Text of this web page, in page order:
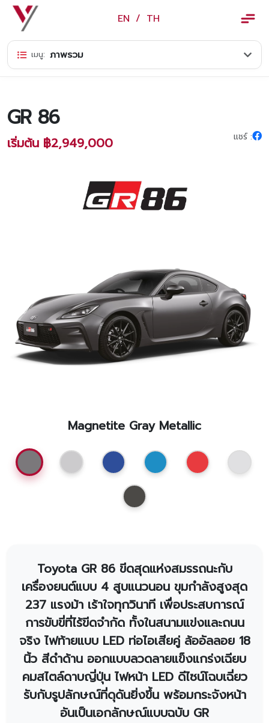
EN / TH ×
ข้อมูลวรจักร์ยนต์
ปฏิทินกิจกรรมและวันหยุด
ข่าว
โปรโมชั่น
โปรโมชั่นบริการหลังการขาย
กิจกรรม
ติดต่อเราและนัดหมาย
เมนู: ภาพรวม
GR 86
เริ่มต้น ฿2,949,000 แชร์ :
Magnetite Gray Metallic
Toyota GR 86ขีดสุดแห่งสมรรถนะกับ
เครื่องยนต์แบบ 4 สูบแนวนอน ขุมกำลังสูงสุด
237 แรงม้า เร้าใจทุกวินาที เพื่อประสบการณ์
การขับขี่ที่ไร้ขีดจำกัด ทั้งในสนามแข่งและถนน
จริง ไฟท้ายแบบ LED ท่อไอเสียคู่ ล้ออัลลอย 18
นิ้ว สีดำด้าน ออกแบบลวดลายแข็งแกร่งเฉียบ
คมสไตล์ดาบญี่ปุ่น ไฟหน้า LED ดีไซน์โฉบเฉี่ยว
รับกับรูปลักษณ์ที่ดุดันยิ่งขึ้น พร้อมกระจังหน้า
อันเป็นเอกลักษณ์แบบฉบับ GR